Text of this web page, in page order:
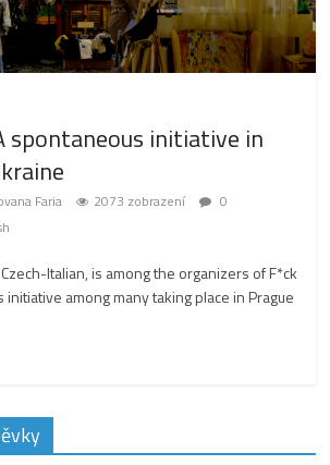
spontaneous initiative in
Faria 2073 zobrazení
0
Italian, is among the organizers of F*ck
initiative among many taking place in Prague